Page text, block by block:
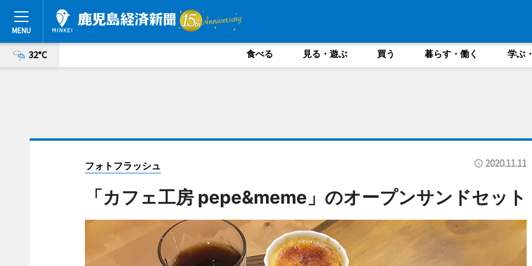
32°C 食べる 見る・遊ぶ 買う 暮らす・働く 学ぶ
フォトフラッシュ 2020.11.11
「カフェ工房 pepe&meme」のオープンサンドセット